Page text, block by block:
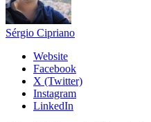
Sérgio Cipriano
Website
Facebook
X (Twitter)
Instagram
LinkedIn